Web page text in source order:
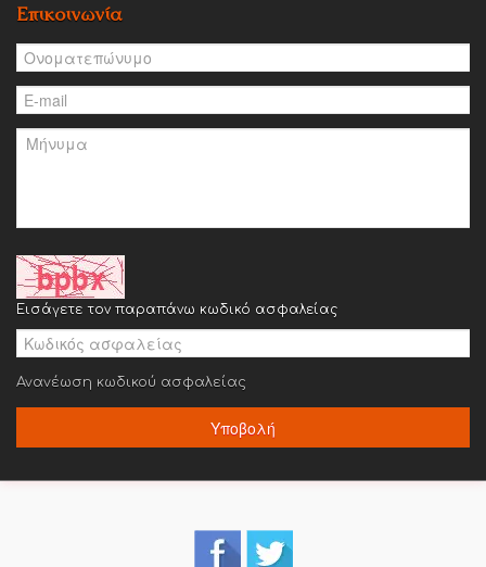
Επικοινωνία
Εισάγετε τον παραπάνω κωδικό ασφαλείας
Ανανέωση κωδικού ασφαλείας
Υποβολή